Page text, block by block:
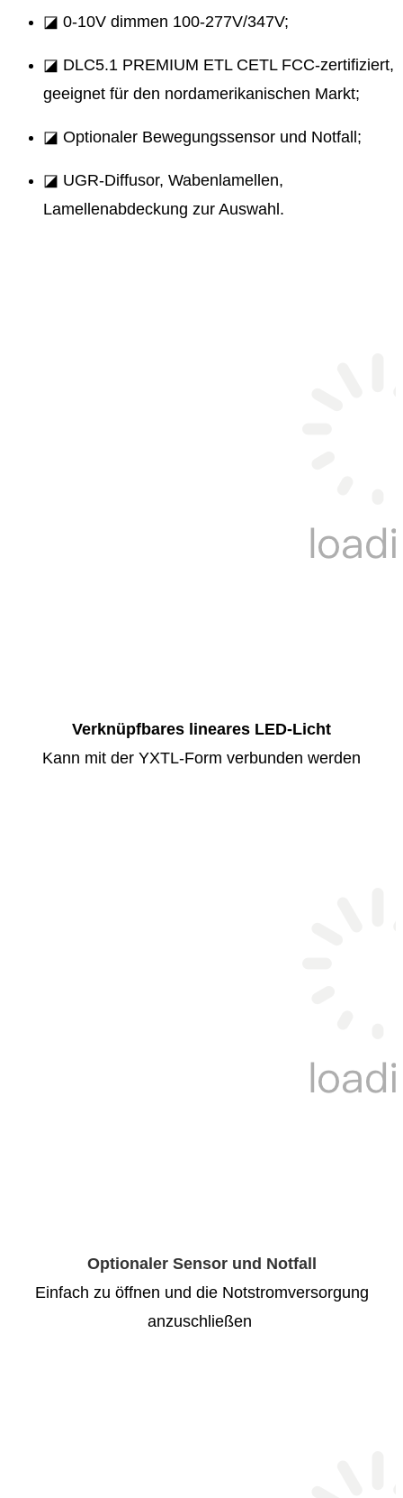
◪ 0-10V dimmen 100-277V/347V;
◪ DLC5.1 PREMIUM ETL CETL FCC-zertifiziert,
geeignet für den nordamerikanischen Markt;
◪ Optionaler Bewegungssensor und Notfall;
◪ UGR-Diffusor, Wabenlamellen,
Lamellenabdeckung zur Auswahl.
Verknüpfbares lineares LED-Licht
Kann mit der YXTL-Form verbunden werden
Optionaler Sensor und Notfall
Einfach zu öffnen und die Notstromversorgung
anzuschließen